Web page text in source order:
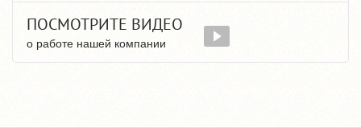
ПОСМОТРИТЕ ВИДЕО
о работе нашей компании